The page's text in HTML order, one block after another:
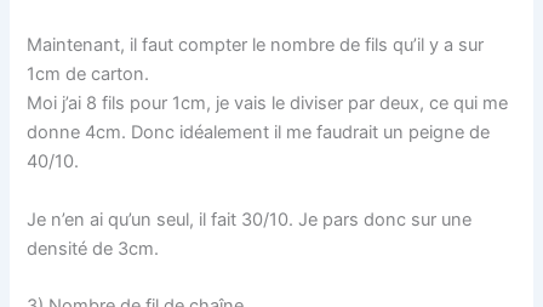
Maintenant, il faut compter le nombre de fils qu’il y a sur
1cm de carton.
Moi j’ai 8 fils pour 1cm, je vais le diviser par deux, ce qui me
donne 4cm. Donc idéalement il me faudrait un peigne de
40/10.
Je n’en ai qu’un seul, il fait 30/10. Je pars donc sur une
densité de 3cm.